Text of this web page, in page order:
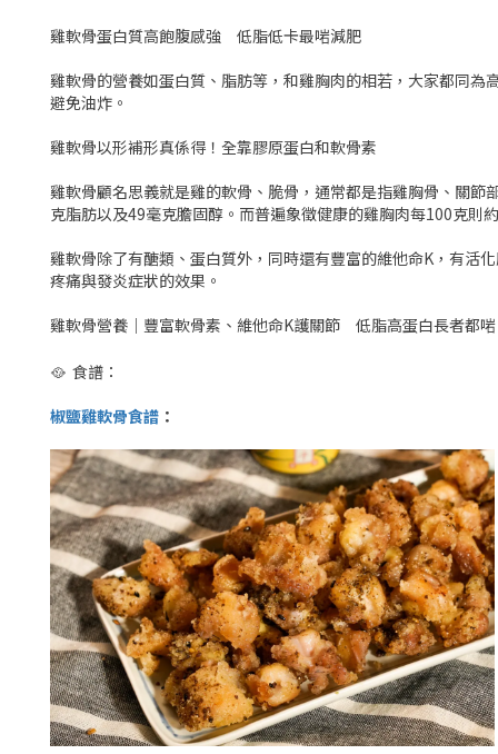
雞軟骨蛋白質高飽腹感強 低脂低卡最啱減肥
雞軟骨的營養如蛋白質、脂肪等，和雞胸肉的相若，大家都同
避免油炸。
雞軟骨以形補形真係得！全靠膠原蛋白和軟骨素
雞軟骨顧名思義就是雞的軟骨、脆骨，通常都是指雞胸骨、關
克脂肪以及49毫克膽固醇。而普遍象徵健康的雞胸肉每100克則
雞軟骨除了有醣類、蛋白質外，同時還有豐富的維他命K，有活
疼痛與發炎症狀的效果。
雞軟骨營養｜豐富軟骨素、維他命K護關節 低脂高蛋白長者
🥘 食譜：
椒鹽雞軟骨食譜 ：